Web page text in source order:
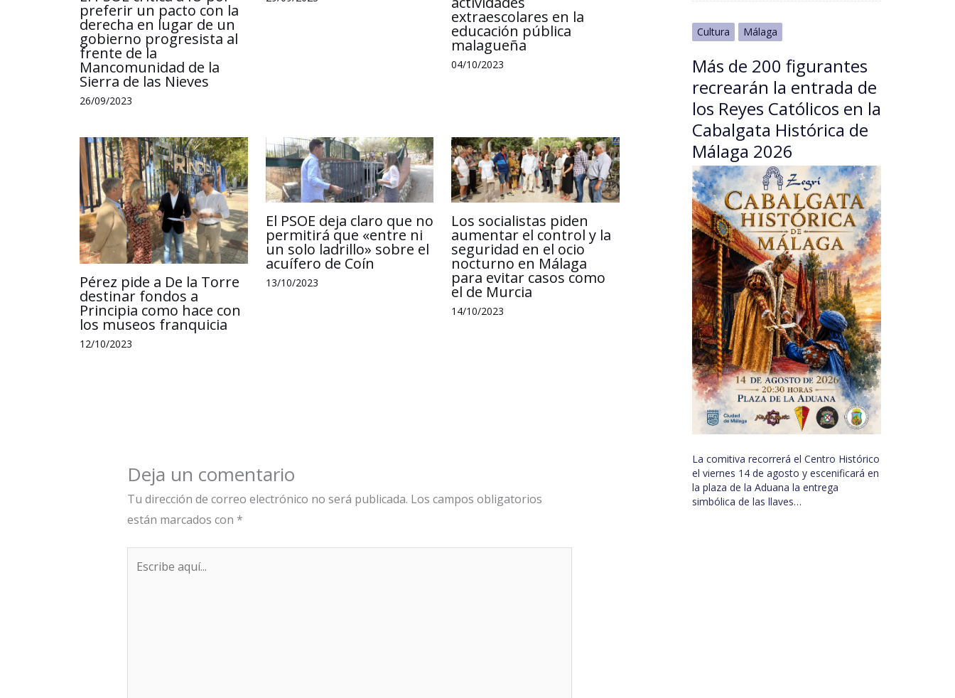
preferir un pacto con la
derecha en lugar de un
gobierno progresista al
frente de la
Mancomunidad de la
Sierra de las Nieves
26/09/2023
extraescolares en la
educación pública
malagueña
04/10/2023
Pérez pide a De la Torre
destinar fondos a
Principia como hace con
los museos franquicia
12/10/2023
El PSOE deja claro que no
permitirá que «entre ni
un solo ladrillo» sobre el
acuífero de Coín
13/10/2023
Los socialistas piden
aumentar el control y la
seguridad en el ocio
nocturno en Málaga
para evitar casos como
el de Murcia
14/10/2023
Deja un comentario
Tu dirección de correo electrónico no será publicada. Los campos obligatorios
están marcados con *
Cultura Málaga
Más de 200 figurantes
recrearán la entrada de
los Reyes Católicos en la
Cabalgata Histórica de
Málaga 2026
La comitiva recorrerá el Centro Histórico
el viernes 14 de agosto y escenificará en
la plaza de la Aduana la entrega
simbólica de las llaves…